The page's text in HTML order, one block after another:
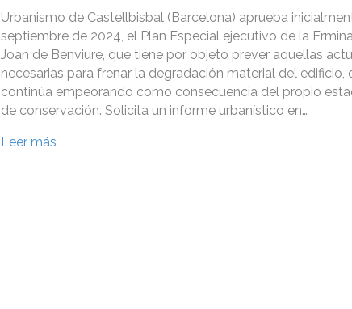
Urbanismo de Castellbisbal (Barcelona) aprueba
septiembre de 2024, el Plan Especial ejecutivo de la
Joan de Benviure, que tiene por objeto prever aquellas
necesarias para frenar la degradación material del edificio,
continúa empeorando como consecuencia del propio
de conservación. Solicita un informe urbanístico en…
Leer más